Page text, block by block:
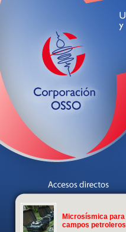
Microsísmica para
campos petroleros